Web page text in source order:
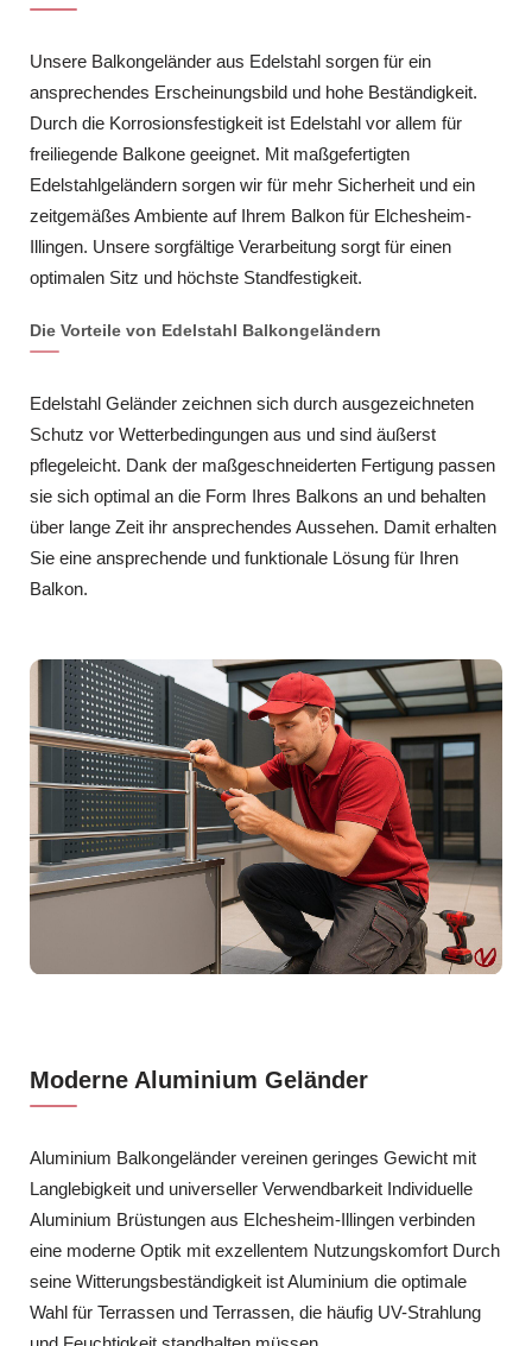
Unsere Balkongeländer aus Edelstahl sorgen für ein
ansprechendes Erscheinungsbild und hohe Beständigkeit.
Durch die Korrosionsfestigkeit ist Edelstahl vor allem für
freiliegende Balkone geeignet. Mit maßgefertigten
Edelstahlgeländern sorgen wir für mehr Sicherheit und ein
zeitgemäßes Ambiente auf Ihrem Balkon für Elchesheim-
Illingen. Unsere sorgfältige Verarbeitung sorgt für einen
optimalen Sitz und höchste Standfestigkeit.
Die Vorteile von Edelstahl Balkongeländern
Edelstahl Geländer zeichnen sich durch ausgezeichneten
Schutz vor Wetterbedingungen aus und sind äußerst
pflegeleicht. Dank der maßgeschneiderten Fertigung passen
sie sich optimal an die Form Ihres Balkons an und behalten
über lange Zeit ihr ansprechendes Aussehen. Damit erhalten
Sie eine ansprechende und funktionale Lösung für Ihren
Balkon.
Moderne Aluminium Geländer
Aluminium Balkongeländer vereinen geringes Gewicht mit
Langlebigkeit und universeller Verwendbarkeit Individuelle
Aluminium Brüstungen aus Elchesheim-Illingen verbinden
eine moderne Optik mit exzellentem Nutzungskomfort Durch
seine Witterungsbeständigkeit ist Aluminium die optimale
Wahl für Terrassen und Terrassen, die häufig UV-Strahlung